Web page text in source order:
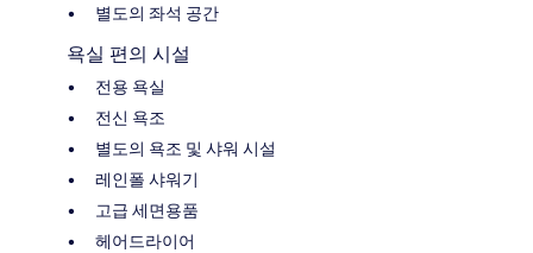
별도의 좌석 공간
욕실 편의 시설
전용 욕실
전신 욕조
별도의 욕조 및 샤워 시설
레인폴 샤워기
고급 세면용품
헤어드라이어